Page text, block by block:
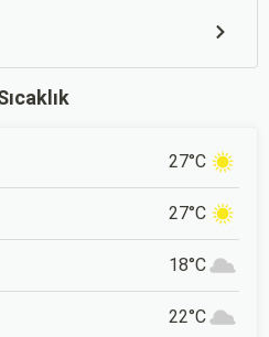
27°C
27°C
18°C
22°C